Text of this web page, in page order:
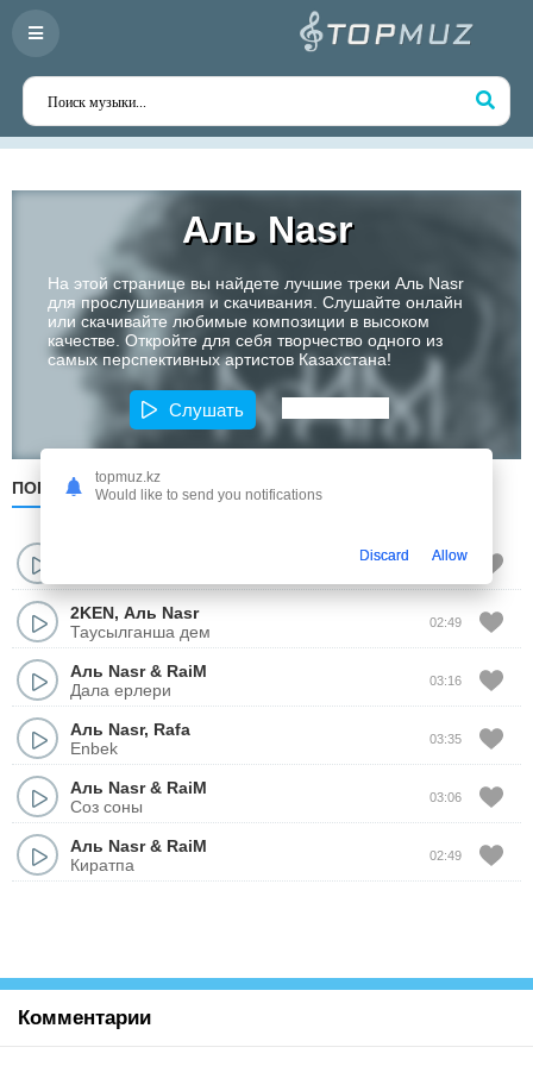
Аль Nasr
На этой странице вы найдете лучшие треки Аль Nasr
для прослушивания и скачивания. Слушайте онлайн
или скачивайте любимые композиции в высоком
качестве. Откройте для себя творчество одного из
самых перспективных артистов Казахстана!
Слушать
ПОПУЛЯРНЫЕ ПО ДАТЕ ПО АЛФАВИТУ
02:15
2KEN, Аль Nasr
Таусылганша дем
02:49
Аль Nasr& RaiM
Дала ерлери
03:16
Аль Nasr, Rafa
Enbek
03:35
Аль Nasr& RaiM
Соз соны
03:06
Аль Nasr& RaiM
Киратпа
02:49
Комментарии
topmuz.kz
Would like to send you notifications
Discard Allow